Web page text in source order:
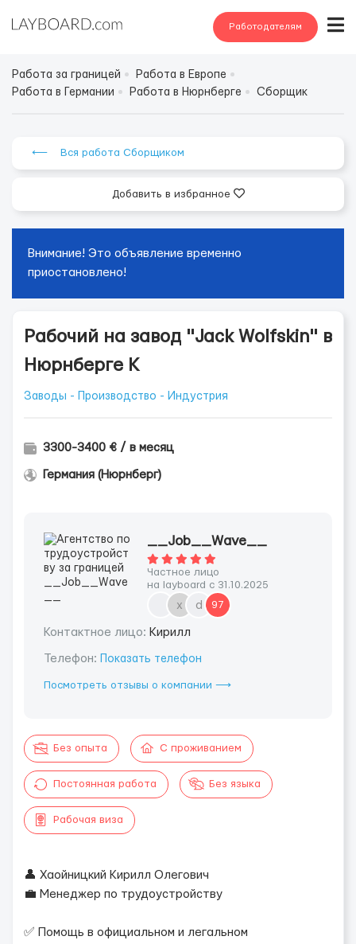
Работодателям
Работа за границей
Работа в Европе
Работа в Германии
Работа в Нюрнберге Сборщик
⟵ Вся работа Сборщиком
Добавить в избранное
Внимание! Это объявление временно
приостановлено!
Рабочий на завод "Jack Wolfskin" в
Нюрнберге К
Заводы - Производство - Индустрия
3300-3400 € / в месяц
Германия (Нюрнберг)
__Job__Wave__
Частное лицо
на layboard с 31.10.2025
х d 97
Контактное лицо: Кирилл
Телефон: Показать телефон
Посмотреть отзывы о компании ⟶
Без опыта С проживанием
Постоянная работа Без языка
Рабочая виза
👤 Хаойницкий Кирилл Олегович
💼 Менеджер по трудоустройству
✅ Помощь в официальном и легальном